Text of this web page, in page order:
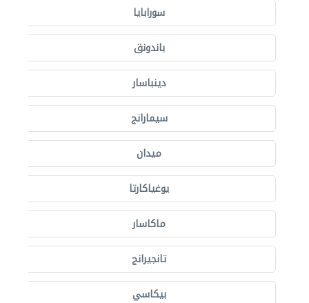
سورابايا
باندونق
دينباسار
سيمارانج
ميدان
يوغياكارتا
ماكاسار
تانجيرانج
بيكاسي